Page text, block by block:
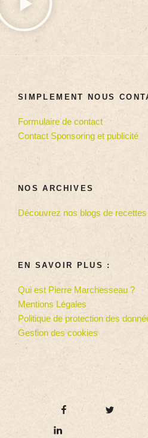
SIMPLEMENT NOUS
Formulaire de contact
Contact Sponsoring et publicité
NOS ARCHIVES
Découvrez nos blogs de recettes
EN SAVOIR PLUS :
Qui est Pierre Marchesseau ?
Mentions Légales
Politique de protection des
Gestion des cookies